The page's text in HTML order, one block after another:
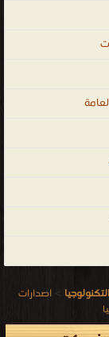
> اصدارات